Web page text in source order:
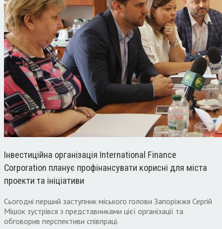
Інвестиційна організація International Finance
Corporation планує профінансувати корисні для міста
проекти та ініціативи
Сьогодні перший заступник міського голови Запоріжжя Сергій
Мішок зустрівся з представниками цієї організації та
обговорив перспективи співпраці.